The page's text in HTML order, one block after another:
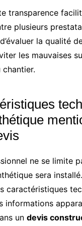
transparence
plusieurs
la qualité
les mauvaises
ne se limite
sera
caractéristiques
informations
un devis